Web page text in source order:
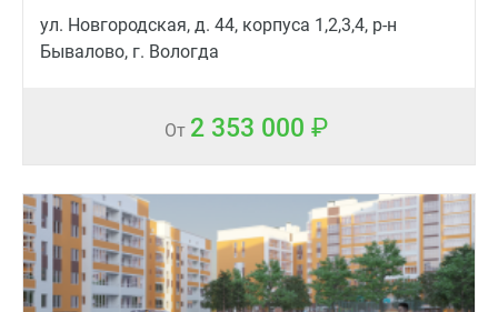
ул. Новгородская, д. 44, корпуса 1,2,3,4, р-н
Бывалово, г. Вологда
От 2 353 000